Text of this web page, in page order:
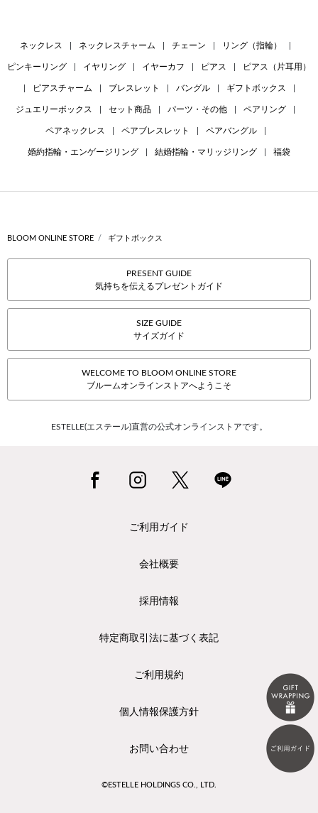
ネックレス ネックレスチャーム チェーン リング（指輪）
ピンキーリング イヤリング イヤーカフ ピアス ピアス（片耳用）
ピアスチャーム ブレスレット バングル ギフトボックス
ジュエリーボックス セット商品 パーツ・その他 ペアリング
ペアネックレス ペアブレスレット ペアバングル
婚約指輪・エンゲージリング 結婚指輪・マリッジリング 福袋
BLOOM ONLINE STORE ギフトボックス
PRESENT GUIDE
気持ちを伝えるプレゼントガイド
SIZE GUIDE
サイズガイド
WELCOME TO BLOOM ONLINE STORE
ブルームオンラインストアへようこそ
ESTELLE(エステール)直営の公式オンラインストアです。
ご利用ガイド
会社概要
採用情報
特定商取引法に基づく表記
ご利用規約
個人情報保護方針
お問い合わせ
©ESTELLE HOLDINGS CO., LTD.